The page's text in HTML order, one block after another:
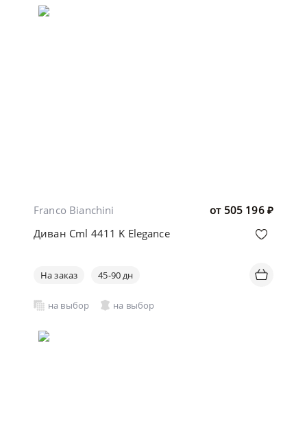
от 505 196 ₽
Franco Bianchini
Диван Cml 4411 K Elegance
На заказ 45-90 дн
на выбор на выбор